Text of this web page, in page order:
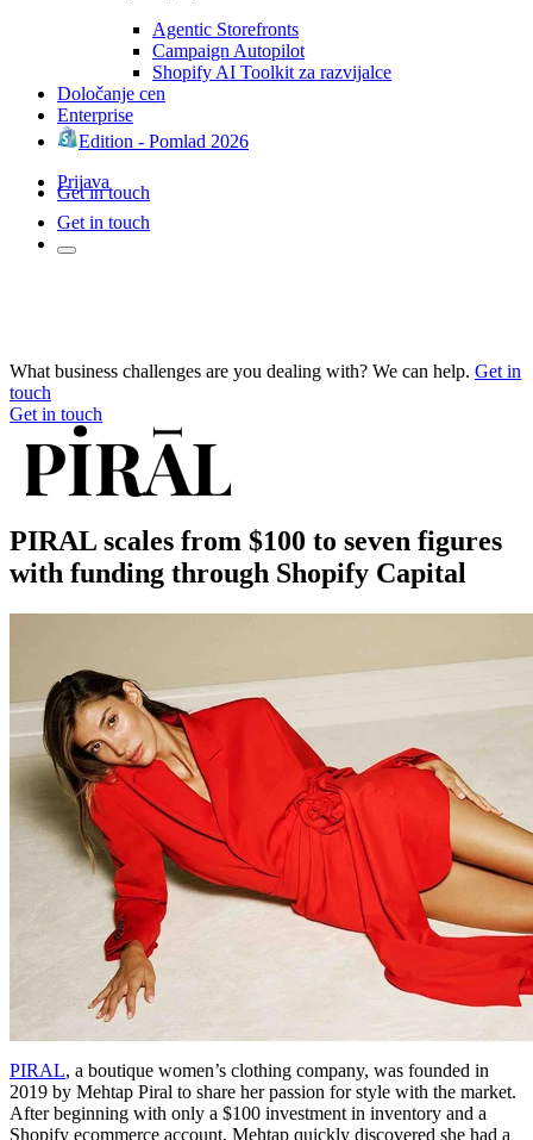
Agentic Storefronts
Campaign Autopilot
Shopify AI Toolkit za razvijalce
Določanje cen
Enterprise
Edition - Pomlad 2026
Prijava
Get in touch
Get in touch
What business challenges are you dealing with? We can help. Get in
touch
Get in touch
PIRAL scales from $100 to seven figures
with funding through Shopify Capital
PIRAL, a boutique women’s clothing company, was founded in
2019 by Mehtap Piral to share her passion for style with the market.
After beginning with only a $100 investment in inventory and a
Shopify ecommerce account, Mehtap quickly discovered she had a